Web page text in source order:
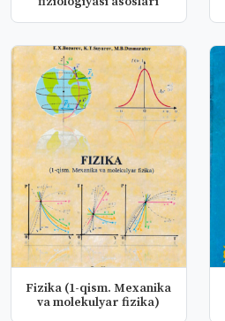
Fizika (1-qism. Mexanika
va molekulyar fizika)